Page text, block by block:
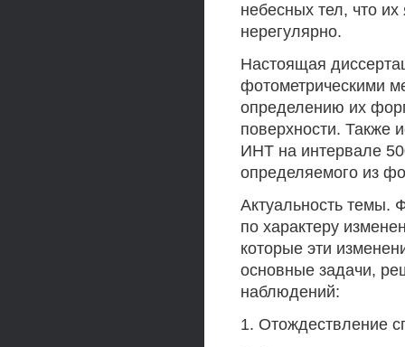
небесных тел, что
нерегулярно.
Настоящая
фотометрическими
определению их
поверхности. Также
ИНТ на интервале
определяемого из
Актуальность темы.
по характеру
которые эти
основные задачи,
наблюдений:
1. Отождествление